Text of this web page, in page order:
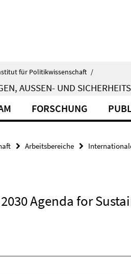
für Politikwissenschaft /
AUSSEN- UND
FORSCHUNG
Arbeitsbereiche
Agenda for